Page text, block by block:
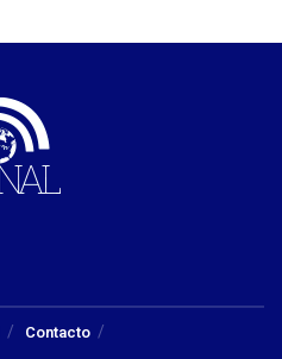
Contacto